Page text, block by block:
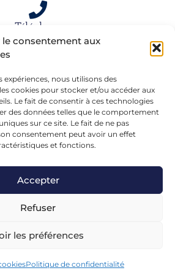
le consentement aux
expériences, nous utilisons des
cookies pour stocker et/ou accéder aux
Le fait de consentir à ces technologies
des données telles que le comportement
sur ce site. Le fait de ne pas
consentement peut avoir un effet
et fonctions.
Accepter
Refuser
les préférences
Politique de confidentialité
Téléphone
06 15 61 39 66
Mail
– Réalisé en formation chez